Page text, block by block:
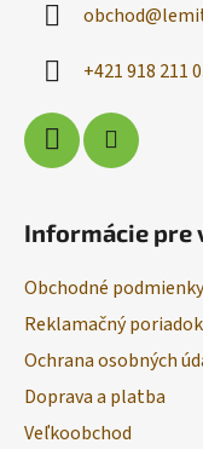
obchod@
+421 918 211
Informácie pre
Obchodné podmienky
Reklamačný poriadok
Ochrana osobných
Doprava a platba
Veľkoobchod